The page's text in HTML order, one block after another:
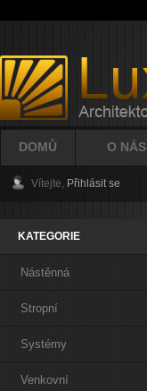
DOMŮ O NÁS
Vítejte, Přihlásit se
KATEGORIE
Nástěnná
Stropní
Systémy
Venkovní